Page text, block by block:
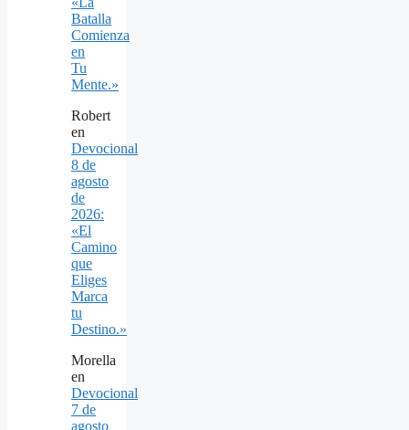
Batalla
Comienza
en
Tu
Mente.»
Robert
en
Devocional
8 de
agosto
de
2026:
«El
Camino
que
Eliges
Marca
tu
Destino.»
Morella
en
Devocional
7 de
agosto